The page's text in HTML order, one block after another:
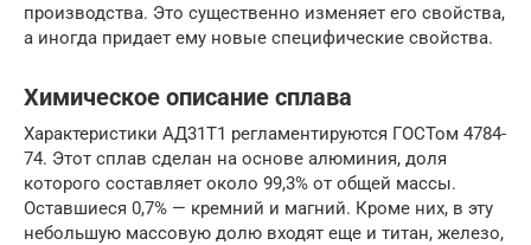
производства. Это существенно изменяет его свойства,
а иногда придает ему новые специфические свойства.
Химическое описание сплава
Характеристики АД31Т1 регламентируются ГОСТом 4784-
74. Этот сплав сделан на основе алюминия, доля
которого составляет около 99,3% от общей массы.
Оставшиеся 0,7% — кремний и магний. Кроме них, в эту
небольшую массовую долю входят еще и титан, железо,